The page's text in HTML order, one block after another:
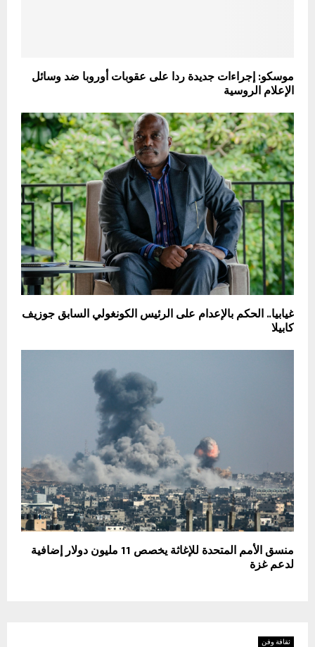
موسكو: إجراءات جديدة ردا على عقوبات أوروبا ضد وسائل
الإعلام الروسية
غيابيا.. الحكم بالإعدام على الرئيس الكونغولي السابق جوزيف
كابيلا
منسق الأمم المتحدة للإغاثة يخصص 11 مليون دولار إضافية
لدعم غزة
ثقافة وفن